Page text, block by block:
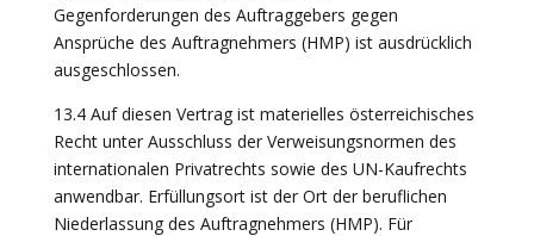
Gegenforderungen des Auftraggebers gegen
Ansprüche des Auftragnehmers (HMP) ist ausdrücklich
ausgeschlossen.
13.4 Auf diesen Vertrag ist materielles österreichisches
Recht unter Ausschluss der Verweisungsnormen des
internationalen Privatrechts sowie des UN-Kaufrechts
anwendbar. Erfüllungsort ist der Ort der beruflichen
Niederlassung des Auftragnehmers (HMP). Für